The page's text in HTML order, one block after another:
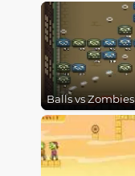
Balls vs Zombies